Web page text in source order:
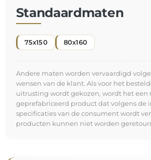
Standaardmaten
75x150 80x160
Andere maten worden vervaardigd
wensen van de klant. Als voor het
uitrusting wordt gekozen, wordt het een
geprefabriceerd product dat volgens de
specificaties van de consument wordt
producten kunnen niet worden